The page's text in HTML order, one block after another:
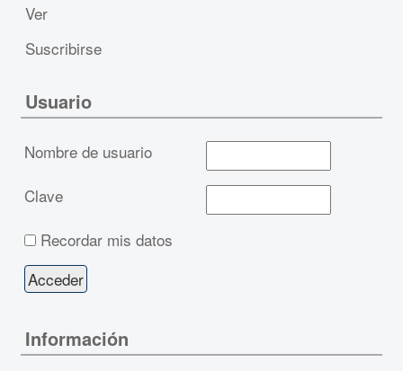
Ver
Suscribirse
Usuario
Nombre de usuario
Clave
Recordar mis datos
Información